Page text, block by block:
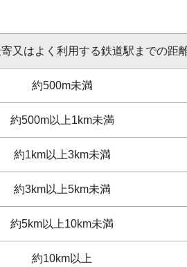
又はよく利用する鉄道駅までの距
約500m未満
約500m以上1km未満
約1km以上3km未満
約3km以上5km未満
約5km以上10km未満
約10km以上